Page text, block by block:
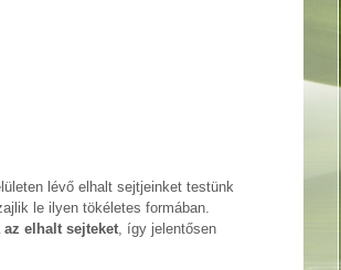
lévő elhalt sejtjeinket testünk
le ilyen tökéletes formában.
elhalt sejteket, így jelentősen